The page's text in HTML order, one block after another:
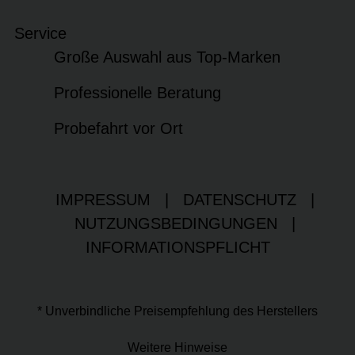
Service
Große Auswahl aus Top-Marken
Professionelle Beratung
Probefahrt vor Ort
IMPRESSUM DATENSCHUTZ
NUTZUNGSBEDINGUNGEN
INFORMATIONSPFLICHT
* Unverbindliche Preisempfehlung des Herstellers
Weitere Hinweise